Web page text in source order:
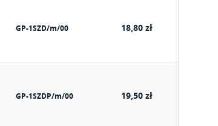
GP-1SZD/m/00 18,80 zł
GP-1SZDP/m/00 19,50 zł